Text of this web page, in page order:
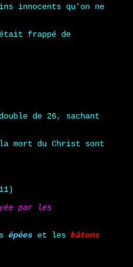
innocents qu'on ne
frappé de
de 26, sachant
mort du Christ sont
par les
épées et les bâtons